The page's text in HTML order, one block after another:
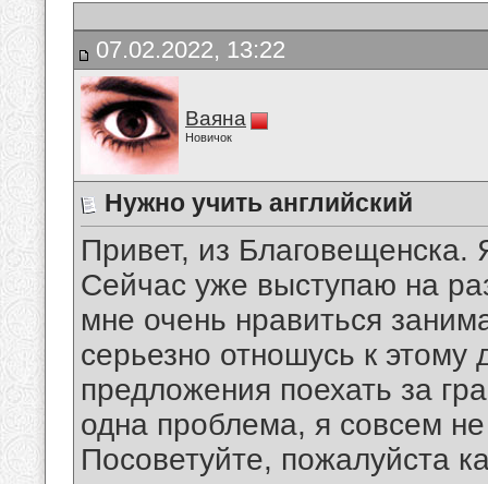
07.02.2022, 13:22
Ваяна
Новичок
Нужно учить английский
Привет, из
Сейчас уже выступаю на
мне очень нравиться
серьезно отношусь к
предложения поехать за
одна проблема, я совсем
Посоветуйте, пожалуйста